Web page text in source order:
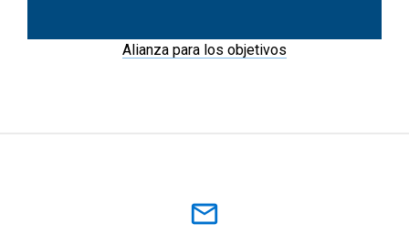
Alianza para los objetivos
mail_outline